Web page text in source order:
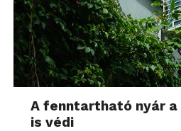
A fenntartható nyár
is védi